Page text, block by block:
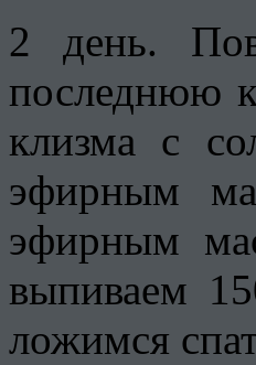
2 день.
последнюю
клизма с
эфирным
эфирным
выпиваем
ложимся